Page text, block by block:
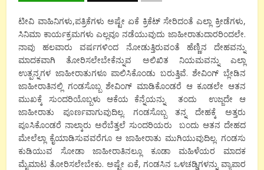
ಟೀವಿ ವಾಹಿನಿಗಳು,ಪತ್ರಿಕೆಗಳು ಅಷ್ಟೇ ಏಕೆ ಕ್ರಿಕೆಟ್ ಸೇರಿದಂತೆ ಎಲ್ಲಾ ಕ್ರೀಡೆಗಳು,
ಸಿನಿಮಾ ಕಾರ್ಯಕ್ರಮಗಳು ಎಲ್ಲವೂ ನಡೆಯುವುದು ಜಾಹೀರಾತುದಾರರಿಂದಲೇ.
ನಾವು ಹಲವಾರು ವರ್ಷಗಳಿಂದ ನೋಡುತ್ತಿರುವಂತೆ ಹೆಣ್ಣಿನ ದೇಹವನ್ನು
ಮಾದಕವಾಗಿ ತೋರಿಸಲೇಬೇಕೆನ್ನುವ ಅಲಿಖಿತ ನಿಯಮವನ್ನು ಎಲ್ಲಾ
ಉತ್ಪನ್ನಗಳ ಜಾಹೀರಾತುಗಳೂ ಪಾಲಿಸಿಕೊಂಡು ಬರುತ್ತಿವೆ. ಶೇವಿಂಗ್ ಬ್ಲೇಡಿನ
ಜಾಹೀರಾತಿನಲ್ಲಿ ಗಂಡಸೊಬ್ಬ ಶೇವಿಂಗ್ ಮಾಡಿಕೊಂಡರೆ ಆ ಕೂಡಲೇ ಆತನ
ಮುಖಕ್ಕೆ ಸುಂದರಿಯೊಬ್ಬಳು ಆಕೆಯ ಕೆನ್ನೆಯನ್ನು ​ತಂದು ​ ಉಜ್ಜದೇ ಆ
ಜಾಹೀರಾತು ಪೂರ್ಣವಾಗುವುದಿಲ್ಲ. ಗಂಡಸೊಬ್ಬ ತನ್ನ ದೇಹಕ್ಕೆ ಅತ್ತರು
ಪೂಸಿಕೊಂಡರೆ ನಾಲ್ಕಾರು ಅರೆಬೆತ್ತಲೆ ಸುಂದರಿಯರು ​ಬಂದು ​ಆತನ ದೇಹದ
ಮೇಲೆಲ್ಲಾ ಕೈಯಾಡಿಸುವವರೆಗೂ ಆ ಜಾಹೀರಾತು ಮುಗಿಯುವುದಿಲ್ಲ. ಗಂಡಸು
ಕುಡಿಯುವ ಸೋಡಾ ಜಾಹೀರಾತಿನಲ್ಲೂ ಕೂಡಾ ಮಹಿಳೆಯರ ಮಾದಕ
ಮೈಮಾಟ ತೋರಿಸಲೇಬೇಕು. ಅಷ್ಟೇ ಏಕೆ, ಗಂಡಸಿನ ಒಳಚಡ್ಡಿಗಳನ್ನು ವ್ಯಾಪಾರ